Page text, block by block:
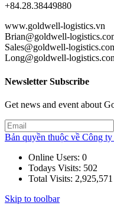
+84.28.38449880
www.goldwell-logistics.vn
Brian@goldwell-
Sales@goldwell-
Long@goldwell-
Newsletter Subscribe
Get news and event about
Bản quyền thuộc về Công
Online Users: 0
Todays Visits: 502
Total Visits: 2,925,571
Skip to toolbar